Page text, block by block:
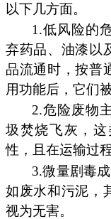
以下几方面。
1.低风险的
弃药品、油漆以
品流通时，按普
用功能后，它们
2.危险废物
圾焚烧飞灰，
性，且在运输过
3.微量剧毒
如废水和污泥，
视为无害。